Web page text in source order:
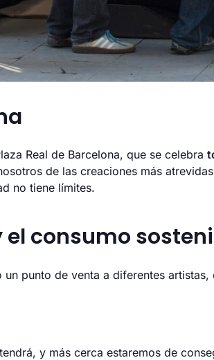
Real de Barcelona, que se celebra
de las creaciones más
no tiene límites.
consumo
punto de venta a diferentes artistas,
y más cerca estaremos de